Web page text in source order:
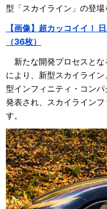
型「スカイライン」の登場
【画像】超カッコイイ！
（36枚）
新たな開発プロセスとな
により、新型スカイライ
型インフィニティ・コン
発表され、スカイライン
す。